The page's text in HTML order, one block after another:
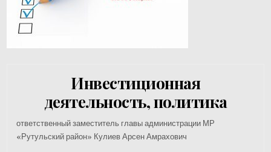
Инвестиционная
деятельность, политика
ответственный заместитель главы администрации МР
«Рутульский район» Кулиев Арсен Амрахович